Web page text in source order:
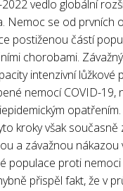
vedlo globální
Nemoc se od prvních
postiženou částí
chorobami.
intenzivní lůžkové
nemocí COVID-
kroky však
a závažnou
populace proti
přispěl fakt, že v